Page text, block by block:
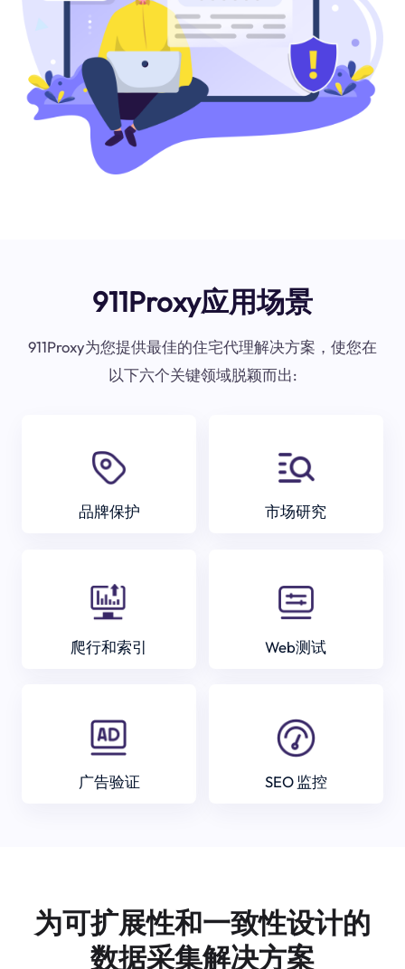
911Proxy应用场景
911Proxy为您提供最佳的住宅代理解决方案，使您在
以下六个关键领域脱颖而出:
品牌保护 市场研究
爬行和索引 Web测试
广告验证 SEO 监控
为可扩展性和一致性设计的
数据采集解决方案